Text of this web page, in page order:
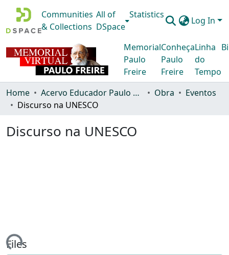
Communities
& Collections
All of
DSpace
Statistics
Log In
Memorial
Paulo
Freire
Conheça
Paulo
Freire
Linha
do
Tempo
Home Acervo Educador Paulo Freire Obra
Eventos
Discurso na UNESCO
Discurso na UNESCO
Files